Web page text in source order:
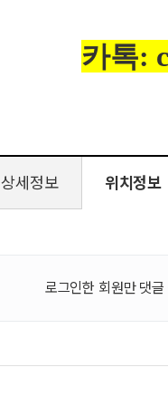
카톡:
상세정보 위치정보
로그인한 회원만 댓